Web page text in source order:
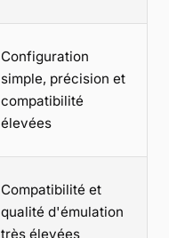
Configuration
simple, précision et
compatibilité
élevées
Compatibilité et
qualité d'émulation
très élevées